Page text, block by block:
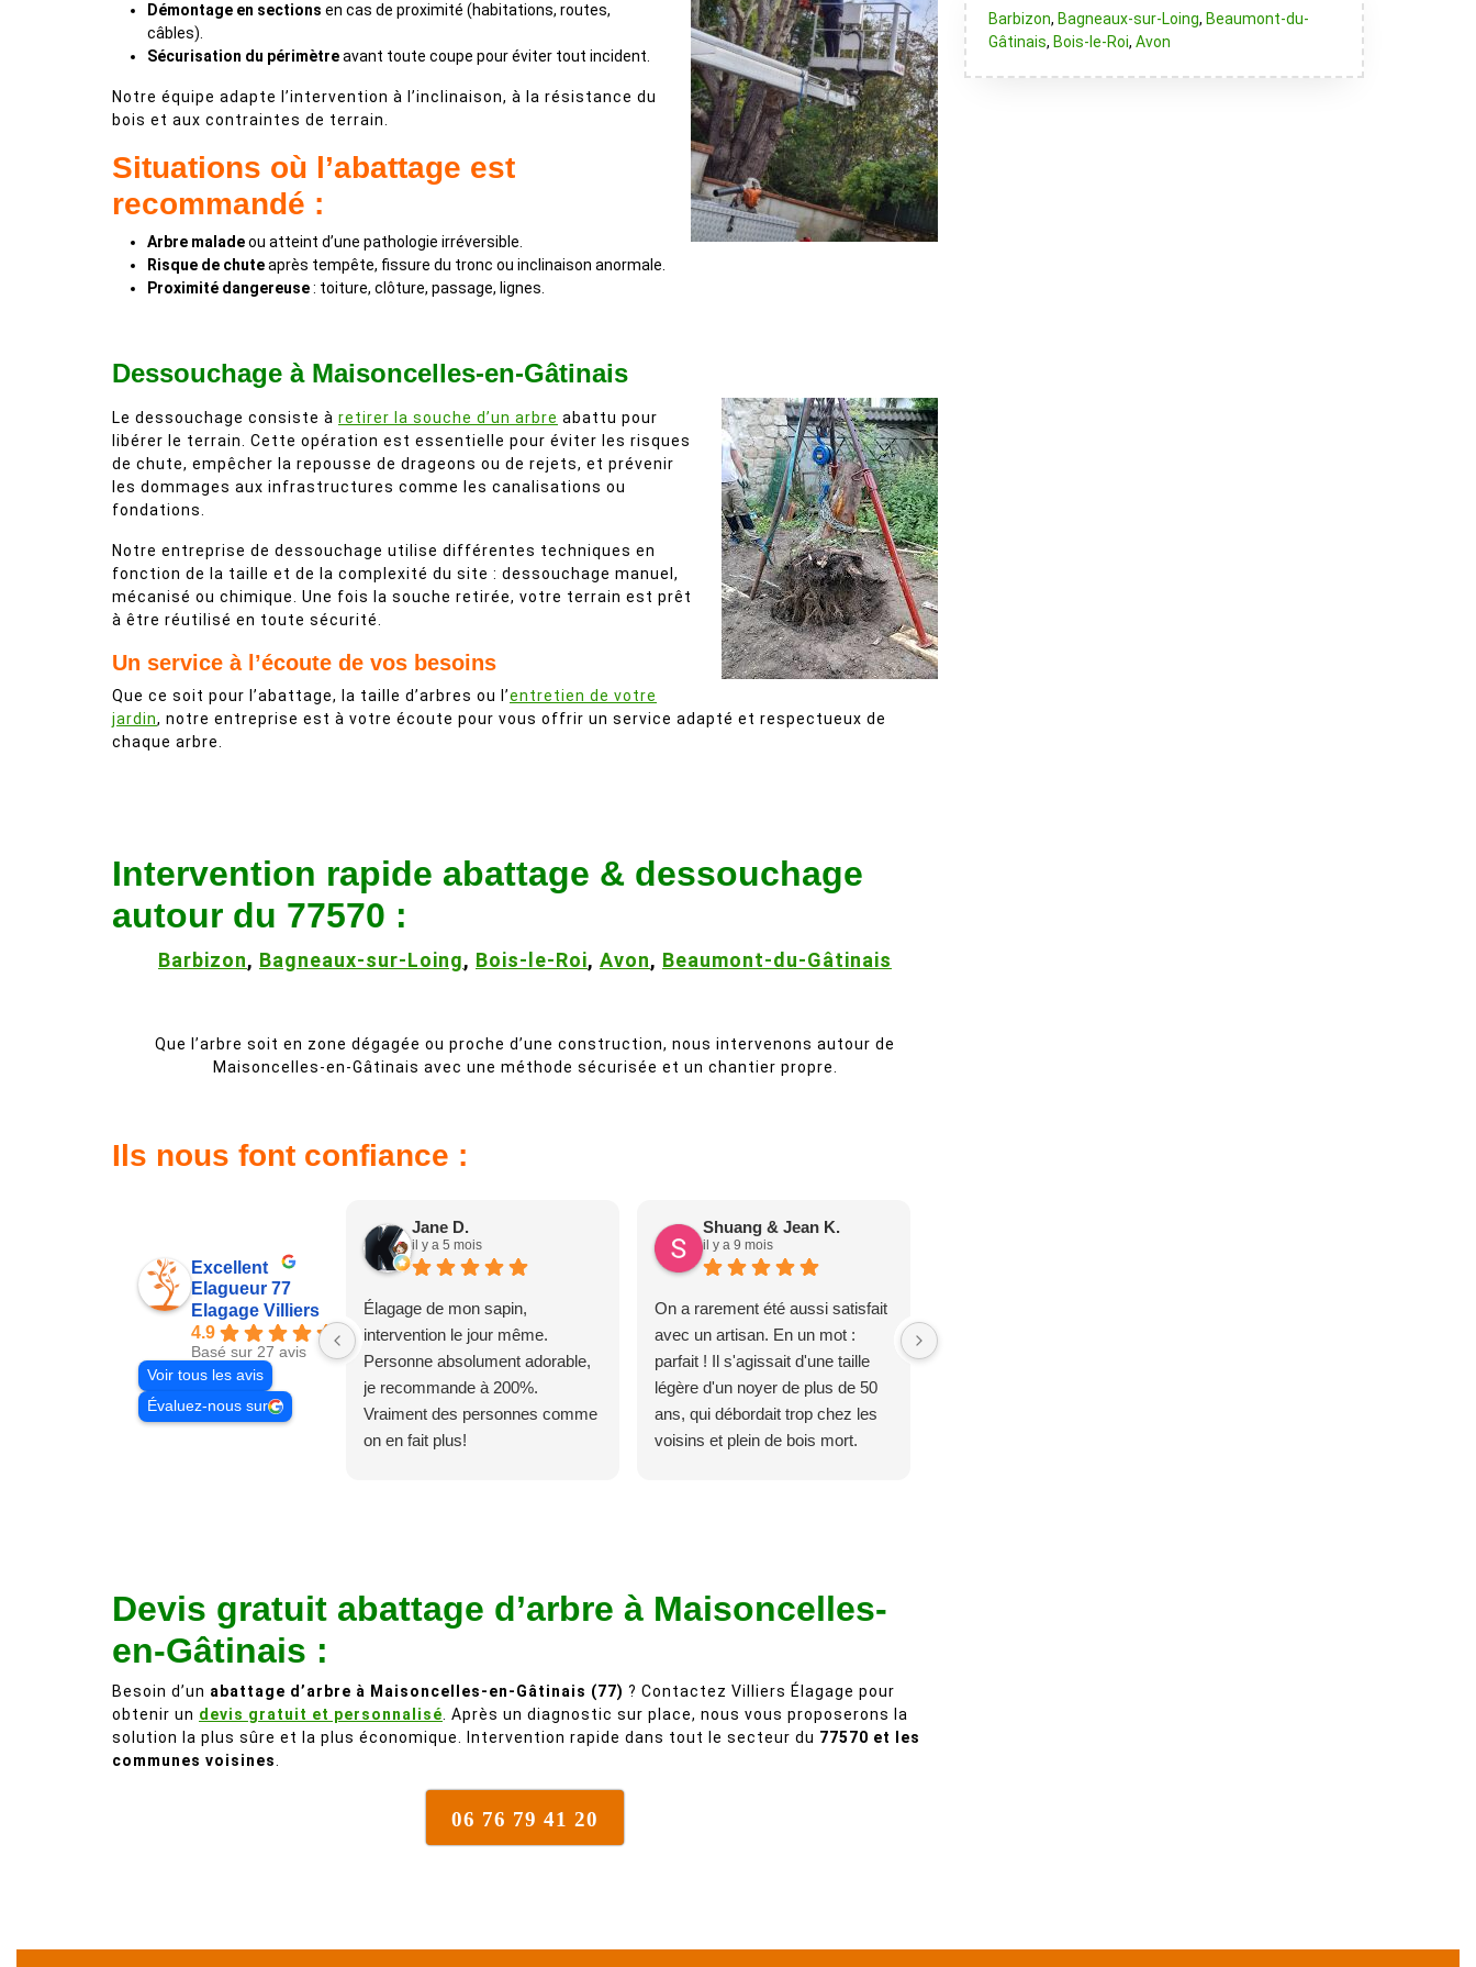
Démontage en sections en cas de proximité (habitations, routes,
câbles).
Sécurisation du périmètreavant toute coupe pour éviter tout incident.
Notre équipe adapte l’intervention à l’inclinaison, à la résistance du
bois et aux contraintes de terrain.
Situations où l’abattage est
recommandé :
Arbre maladeou atteint d’une pathologie irréversible.
Risque de chuteaprès tempête, fissure du tronc ou inclinaison anormale.
Proximité dangereuse: toiture, clôture, passage, lignes.
Dessouchage à Maisoncelles-en-Gâtinais
Le dessouchage consiste à retirer la souche d’un arbre abattu pour
libérer le terrain. Cette opération est essentielle pour éviter les risques
de chute, empêcher la repousse de drageons ou de rejets, et prévenir
les dommages aux infrastructures comme les canalisations ou
fondations.
Notre entreprise de dessouchage utilise différentes techniques en
fonction de la taille et de la complexité du site : dessouchage manuel,
mécanisé ou chimique. Une fois la souche retirée, votre terrain est prêt
à être réutilisé en toute sécurité.
Un service à l’écoute de vos besoins
Que ce soit pour l’abattage, la taille d’arbres ou l’entretien de votre
jardin, notre entreprise est à votre écoute pour vous offrir un service adapté et respectueux de
chaque arbre.
Intervention rapide abattage & dessouchage
autour du 77570 :
Barbizon, Bagneaux-sur-Loing, Bois-le-Roi, Avon, Beaumont-du-Gâtinais
Que l’arbre soit en zone dégagée ou proche d’une construction, nous intervenons autour de
Maisoncelles-en-Gâtinais avec une méthode sécurisée et un chantier propre.
Ils nous font confiance :
Excellent
Elagueur 77
Elagage Villiers
4.9
Basé sur 27 avis
Voir tous les avis
Évaluez-nous sur
Jane D.
il y a 5 mois
Élagage de mon sapin,
intervention le jour même.
Personne absolument adorable,
je recommande à 200%.
Vraiment des personnes comme
on en fait plus!
Shuang & Jean K.
il y a 9 mois
On a rarement été aussi satisfait
avec un artisan. En un mot :
parfait ! Il s'agissait d'une taille
légère d'un noyer de plus de 50
ans, qui débordait trop chez les
voisins et plein de bois mort.
dangereuse. M Villiers et son
équipes connaissent très bien
évidence. Et en plus ils sont
vraiment sympathique. Bref,
nous recommandons à 100% !
Devis gratuit abattage d’arbre à Maisoncelles-
en-Gâtinais :
Besoin d’un abattage d’arbre à Maisoncelles-en-Gâtinais (77) ? Contactez Villiers Élagage pour
obtenir un devis gratuit et personnalisé . Après un diagnostic sur place, nous vous proposerons la
solution la plus sûre et la plus économique. Intervention rapide dans tout le secteur du 77570 et les
communes voisines
06 76 79 41 20
Barbizon, Bagneaux-sur-Loing, Beaumont-du-
Gâtinais, Bois-le-Roi, Avon